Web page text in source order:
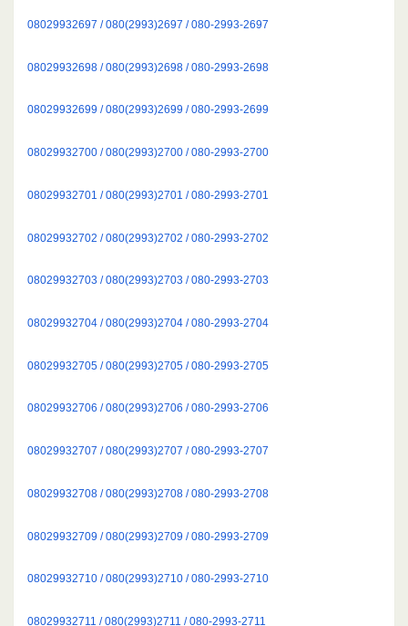
08029932697 / 080(2993)2697 / 080-2993-2697
08029932698 / 080(2993)2698 / 080-2993-2698
08029932699 / 080(2993)2699 / 080-2993-2699
08029932700 / 080(2993)2700 / 080-2993-2700
08029932701 / 080(2993)2701 / 080-2993-2701
08029932702 / 080(2993)2702 / 080-2993-2702
08029932703 / 080(2993)2703 / 080-2993-2703
08029932704 / 080(2993)2704 / 080-2993-2704
08029932705 / 080(2993)2705 / 080-2993-2705
08029932706 / 080(2993)2706 / 080-2993-2706
08029932707 / 080(2993)2707 / 080-2993-2707
08029932708 / 080(2993)2708 / 080-2993-2708
08029932709 / 080(2993)2709 / 080-2993-2709
08029932710 / 080(2993)2710 / 080-2993-2710
08029932711 / 080(2993)2711 / 080-2993-2711